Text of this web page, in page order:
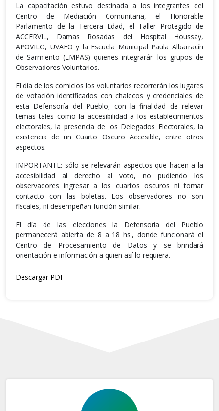
La capacitación estuvo destinada a los integrantes del
Centro de Mediación Comunitaria, el Honorable
Parlamento de la Tercera Edad, el Taller Protegido de
ACCERVIL, Damas Rosadas del Hospital Houssay,
APOVILO, UVAFO y la Escuela Municipal Paula Albarracín
de Sarmiento (EMPAS) quienes integrarán los grupos de
Observadores Voluntarios.
El día de los comicios los voluntarios recorrerán los lugares
de votación identificados con chalecos y credenciales de
esta Defensoría del Pueblo, con la finalidad de relevar
temas tales como la accesibilidad a los establecimientos
electorales, la presencia de los Delegados Electorales, la
existencia de un Cuarto Oscuro Accesible, entre otros
aspectos.
IMPORTANTE: sólo se relevarán aspectos que hacen a la
accesibilidad al derecho al voto, no pudiendo los
observadores ingresar a los cuartos oscuros ni tomar
contacto con las boletas. Los observadores no son
fiscales, ni desempeñan función similar.
El día de las elecciones la Defensoría del Pueblo
permanecerá abierta de 8 a 18 hs., donde funcionará el
Centro de Procesamiento de Datos y se brindará
orientación e información a quien así lo requiera.
Descargar PDF